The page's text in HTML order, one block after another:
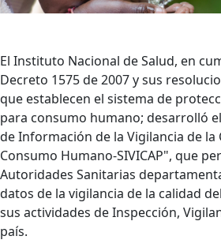
El Instituto Nacional de Salud, en
Decreto 1575 de 2007 y sus
que establecen el sistema de
para consumo humano; desarrolló
de Información de la Vigilancia de la
Consumo Humano-SIVICAP", que
Autoridades Sanitarias
datos de la vigilancia de la calidad
sus actividades de Inspección,
país.